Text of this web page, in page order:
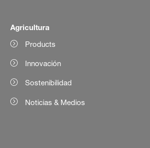
Agricultura
Products
Innovación
Sostenibilidad
Noticias & Medios